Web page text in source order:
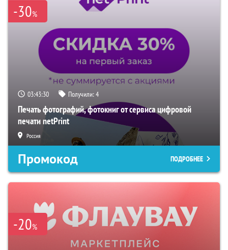
-30%
03:43:29 Получили:4
Печать фотографий, фотокниг от сервиса цифровой
печати netPrint
Россия
Промокод ПОДРОБНЕЕ
-20%